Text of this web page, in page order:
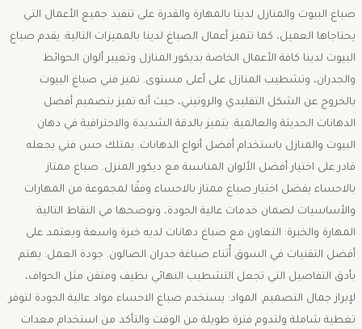
صباغ البيوت والمنازل لدينا بالمهارة والقدرة على تنفيذ جميع الأعمال التي
يحتاجاها العميل، كما تتميز أعمال الصباغ لدينا بالمميزات التالية: يقدم صباغ
البيوت لدينا كافة الأعمال الخاصة بديكور المنازل وتغيير ألوان الحوائط
والجدران، وتشطيب المنازل على أعلى مستوى. تميز فني صباغ البيوت
بالخروج عن الشكل التقليدي والروتيني، حيث أنه تميز بتصميم أفضل
الدهانات الحديثة والعالمية. يتميز بالدقة الشديدة والاحترافية في دهان
البيوت والمنازل باستخدام أفضل أنواع الدهانات. يمتلك حس فني يجعله
قادر على اختيار أفضل الألوان المناسبة مع ديكور المنزل. صباغ ممتاز
بالاحساء يفضل اختيار صباغ ممتاز بالاحساء وفقًا لمجموعة من المهارات
والأساسيات لضمان خدمات عالية الجودة، ونوضحها في النقاط التالية:
المهارة والخبرة: التعاون مع صباغ دهانات لديه خبرة واسعة ويعتمد على
أفضل التقنيات في السوق أُثناء صباغة جدران الصالون. جودة العمل: يهتم
بأدق التفاصيل التي تجعل التشطيب النهائي نظيف ومتقن مثل الحواف،
لإبراز جمال التصميم. المواد: يستخدم صباغ الاحساء مواد عالية الجودة لتوفر
تغطية شاملة ولتدوم فترة طويلة من الوقت والتأكد من استخدام معدات